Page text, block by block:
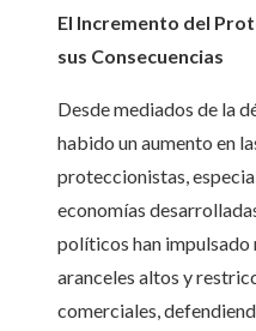
El Incremento del
sus Consecuencias
Desde mediados de la
habido un aumento en
proteccionistas,
economías
políticos han impulsado
aranceles altos y
comerciales,